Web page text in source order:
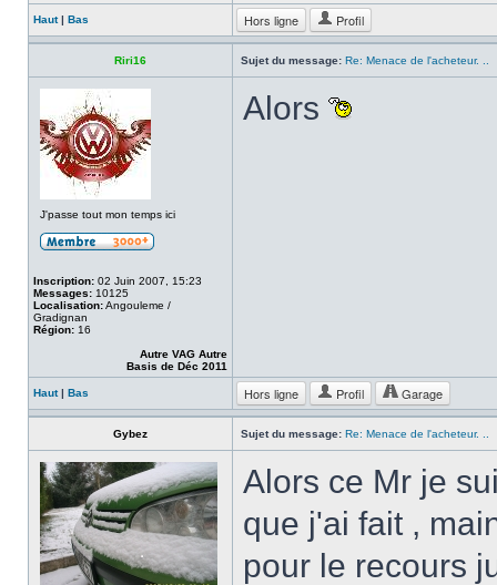
Haut| Bas Hors ligne Profil
Riri16 Sujet du message: Re: Menace de l'acheteur. ..
J'passe tout mon temps ici
Inscription: 02 Juin 2007, 15:23
Messages: 10125
Localisation:Angouleme /
Gradignan
Région: 16
Autre VAG Autre
Basis de Déc 2011
Alors
Haut| Bas Hors ligne Profil Garage
Gybez Sujet du message: Re: Menace de l'acheteur. ..
Alors ce Mr je
que j'ai fait ,
pour le recours